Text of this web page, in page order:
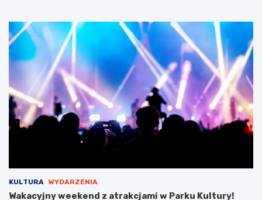
KULTURA WYDARZENIA
Wakacyjny weekend z atrakcjami w Parku Kultury!